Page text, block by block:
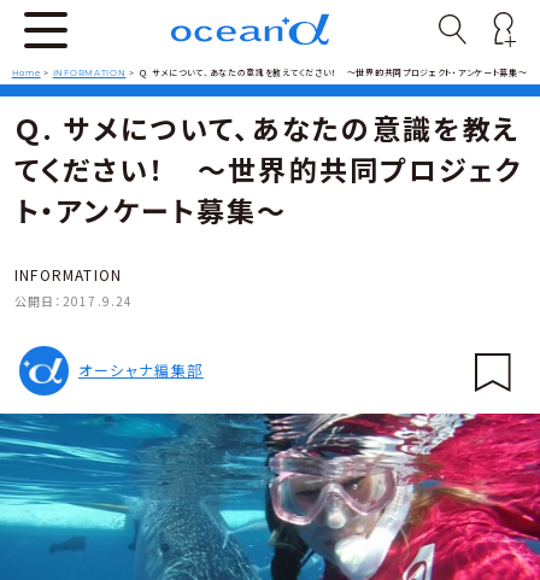
Home > INFORMATION > Ｑ. サメについて、あなたの意識を教えてください！ 〜世界的共同プロジェクト・アンケート募集〜
Ｑ. サメについて、あなたの意識を教え
てください！ 〜世界的共同プロジェク
ト・アンケート募集〜
INFORMATION
公開日： 2017.9.24
オーシャナ編集部